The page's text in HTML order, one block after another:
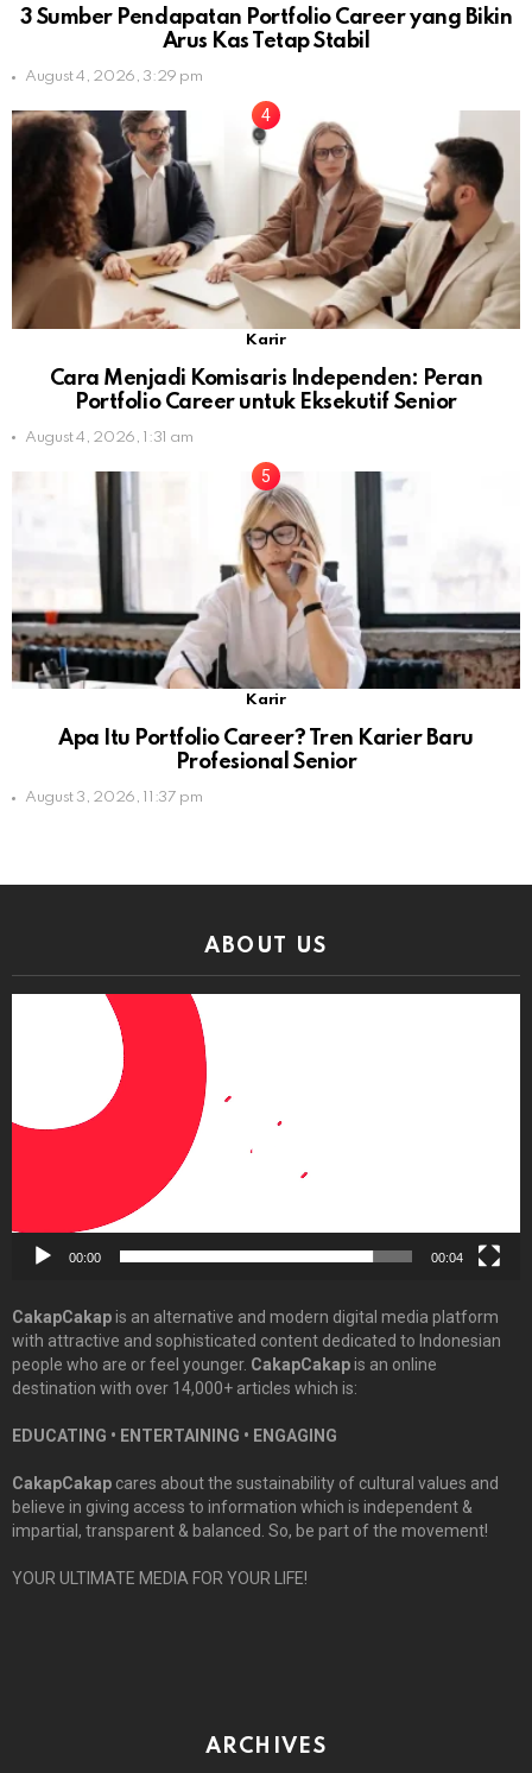
3 Sumber Pendapatan Portfolio Career yang Bikin
Arus Kas Tetap Stabil
August 4, 2026, 3:29 pm
Karir
Cara Menjadi Komisaris Independen: Peran
Portfolio Career untuk Eksekutif Senior
August 4, 2026, 1:31 am
Karir
Apa Itu Portfolio Career? Tren Karier Baru
Profesional Senior
August 3, 2026, 11:37 pm
ABOUT US
00:00 00:04
CakapCakapis an alternative and modern digital media platform
with attractive and sophisticated content dedicated to Indonesian
people who are or feel younger. CakapCakapis an online
destination with over 14,000+ articles which is:
EDUCATING • ENTERTAINING • ENGAGING
CakapCakap cares about the sustainability of cultural values and
believe in giving access to information which is independent &
impartial, transparent & balanced. So, be part of the movement!
YOUR ULTIMATE MEDIA FOR YOUR LIFE!
ARCHIVES